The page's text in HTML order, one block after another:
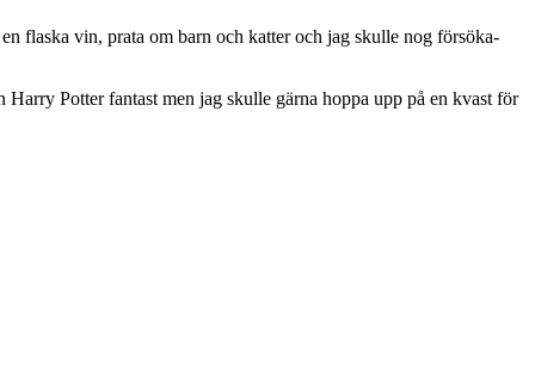
flaska vin, prata om barn och katter och jag skulle nog försöka-
Harry Potter fantast men jag skulle gärna hoppa upp på en kvast för